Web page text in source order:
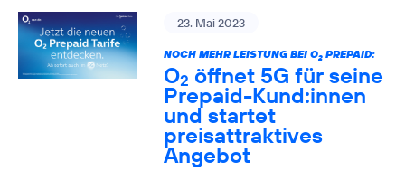
23. Mai 2023
NOCH MEHR LEISTUNG BEI O2PREPAID:
O2 öffnet 5G für seine
Prepaid-Kund:innen
und startet
preisattraktives
Angebot